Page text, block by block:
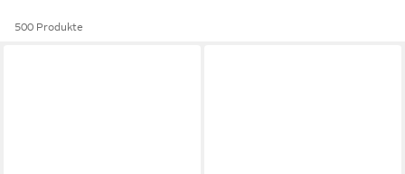
500 Produkte